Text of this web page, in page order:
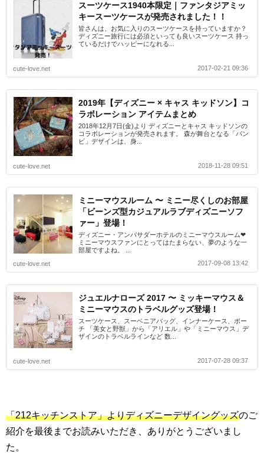
スーツケース1940本限定｜ファンタジアミッ
キースーツケースが発売されました！！
皆さんは、お気に入りのスーツケースを持っていますか？
ディズニー旅行には必須といっても良いスーツケース 持っ
ているだけでハッピーになれる...
cute-love.net 2017-02-21 09:36
2019年【ディズニー × キャス キッドソン】コ
ラボレーション アイテムまとめ
2018年12月7日(金)より ディズニーとキャス キッドソンの
コラボレーションが発売されます。 森が舞台となる「バン
ビ」デザインは、身...
cute-love.net 2018-11-28 09:51
ミニーマウスルーム 〜 ミニー尽くしのお部屋
「ビーンズ型カジュアルラブディズニーソフ
ァー」登場！
ディズニー・アンバサダーホテルのミニーマウスルーム❤︎
ミニーマウスファンにとってはたまらない、夢のような一
部屋ですよね。 ...
cute-love.net
2017-09-08 13:42
ジュエルナローズ 2017 〜 ミッキーマウス＆
ミニーマウスのトラベルグッズ登場！
スーツケース、スーベニアバッグ、インナーケース、ポー
チ 「美女と野獣」から「アリエル」や「ミニーマウス」デ
ザインのトラベルラインなど 数...
cute-love.net 2017-07-28 09:37
「212キッチンストア」よりディズニーデザイングッズのご
紹介を最後までお読みいただき、ありがとうございまし
た。